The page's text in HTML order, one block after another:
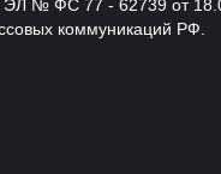
ЭЛ № ФС 77 - 62739 от
коммуникаций РФ.